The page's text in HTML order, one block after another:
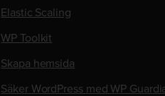
Elastic Scaling
WP Toolkit
Skapa hemsida
Säker WordPress med WP